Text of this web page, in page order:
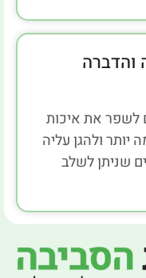
והדברה
לשפר את איכות
יותר ולהגן עליה
שניתן לשלב